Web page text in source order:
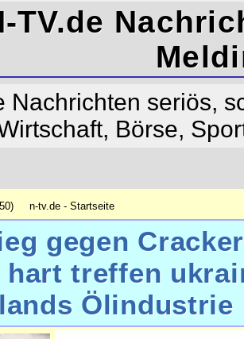
TV.de
Nachrichten seriös,
Börse,
50) n-tv.de - Startseite
gegen
treffen
Ölindustrie